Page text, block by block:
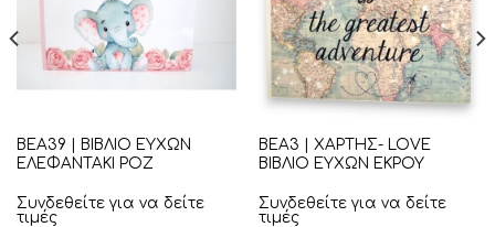
ΒΕΑ39 | ΒΙΒΛΙΟ ΕΥΧΩΝ
ΕΛΕΦΑΝΤΑΚΙ ΡΟΖ
Συνδεθείτε για να δείτε
τιμές
ΒΕΑ3 | ΧΑΡΤΗΣ- LOVE
ΒΙΒΛΙΟ ΕΥΧΩΝ ΕΚΡΟΥ
Συνδεθείτε για να δείτε
τιμές